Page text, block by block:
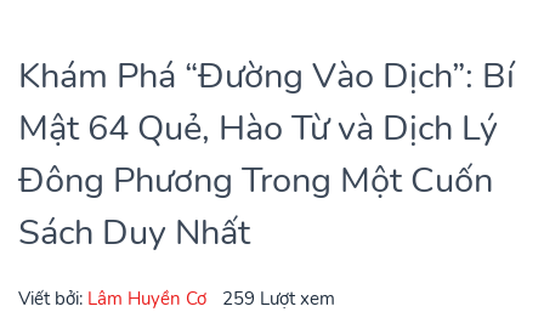
Khám Phá “Đường Vào Dịch”: Bí
Mật 64 Quẻ, Hào Từ và Dịch Lý
Đông Phương Trong Một Cuốn
Sách Duy Nhất
Viết bởi: Lâm Huyền Cơ
259 Lượt xem